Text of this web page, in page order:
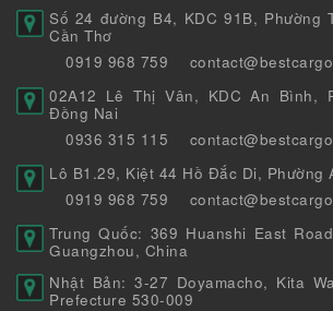
Số 24 đường B4, KDC 91B, Phường
Cần Thơ
0919 968 759
02A12 Lê Thị Vân, KDC An Bình,
Đồng Nai
0936 315 115
Lô B1.29, Kiệt 44 Hồ Đắc Di, Phường
0919 968 759
Trung Quốc: 369 Huanshi East
Guangzhou, China
Nhật Bản: 3-27 Doyamacho, Kita
Prefecture 530-009